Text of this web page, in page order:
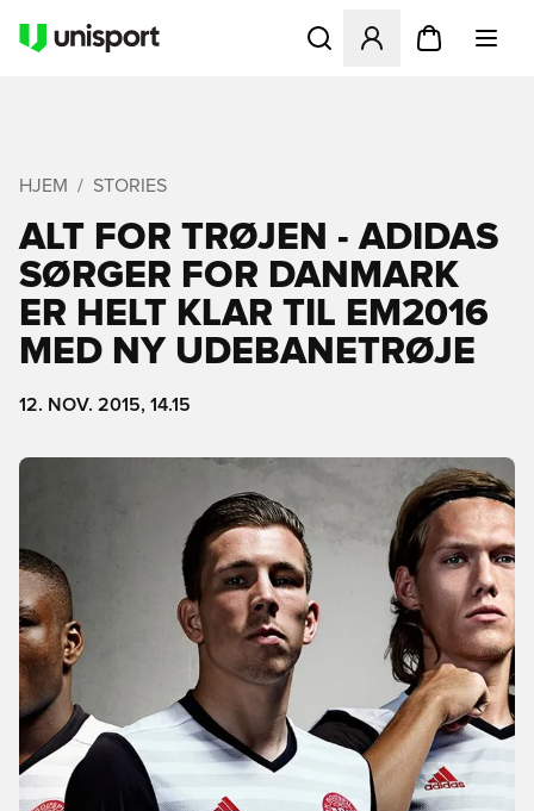
Åbner en Modal til at
HJEM STORIES
ALT FOR TRØJEN - ADIDAS
SØRGER FOR DANMARK
ER HELT KLAR TIL EM2016
MED NY UDEBANETRØJE
12. NOV. 2015, 14.15